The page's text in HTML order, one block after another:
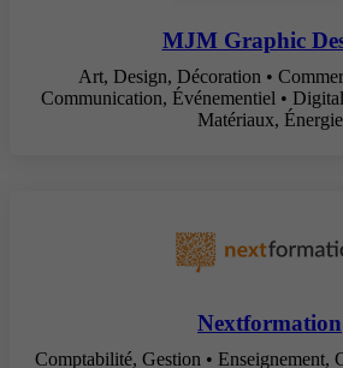
MJM Graphic
Art, Design, Décoration •
Communication, Événementiel •
Matériaux, Énergie
Nextformation
Comptabilité, Gestion • Enseignement,